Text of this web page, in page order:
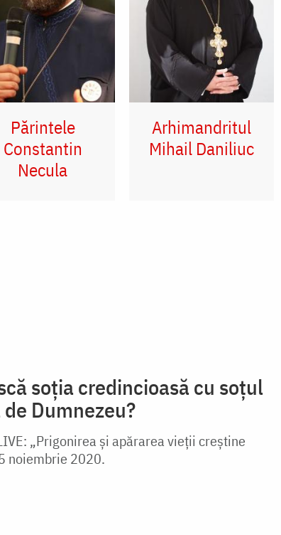
Părintele
Constantin
Necula
Arhimandritul
Mihail Daniliuc
soția credincioasă cu soțul
Dumnezeu?
„Prigonirea și apărarea vieții creștine
noiembrie 2020.